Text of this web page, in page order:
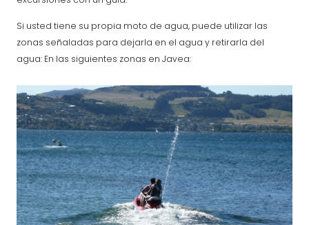
Si usted tiene su propia moto de agua, puede utilizar las
zonas señaladas para dejarla en el agua y retirarla del
agua: En las siguientes zonas en Javea: